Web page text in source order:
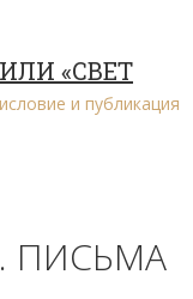
«СВЕТ
и публикация
ПИСЬМА